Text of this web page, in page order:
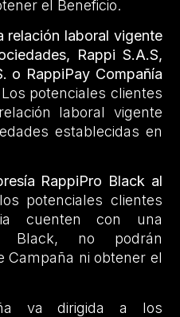
el Beneficio.
relación laboral vigente
Rappi S.A.S,
o RappiPay Compañía
Los potenciales clientes
laboral vigente
establecidas en
RappiPro Black al
los potenciales clientes
cuenten con una
Black, no podrán
Campaña ni obtener el
va dirigida a los